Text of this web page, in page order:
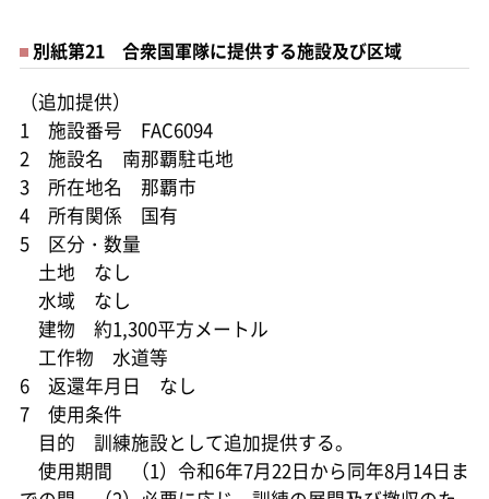
別紙第21 合衆国軍隊に提供する施設及び区域
（追加提供）
1 施設番号 FAC6094
2 施設名 南那覇駐屯地
3 所在地名 那覇市
4 所有関係 国有
5 区分・数量
土地 なし
水域 なし
建物 約1,300平方メートル
工作物 水道等
6 返還年月日 なし
7 使用条件
目的 訓練施設として追加提供する。
使用期間 （1）令和6年7月22日から同年8月14日ま